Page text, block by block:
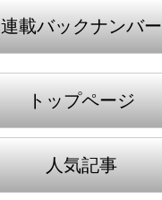
連載バックナンバー
トップページ
人気記事